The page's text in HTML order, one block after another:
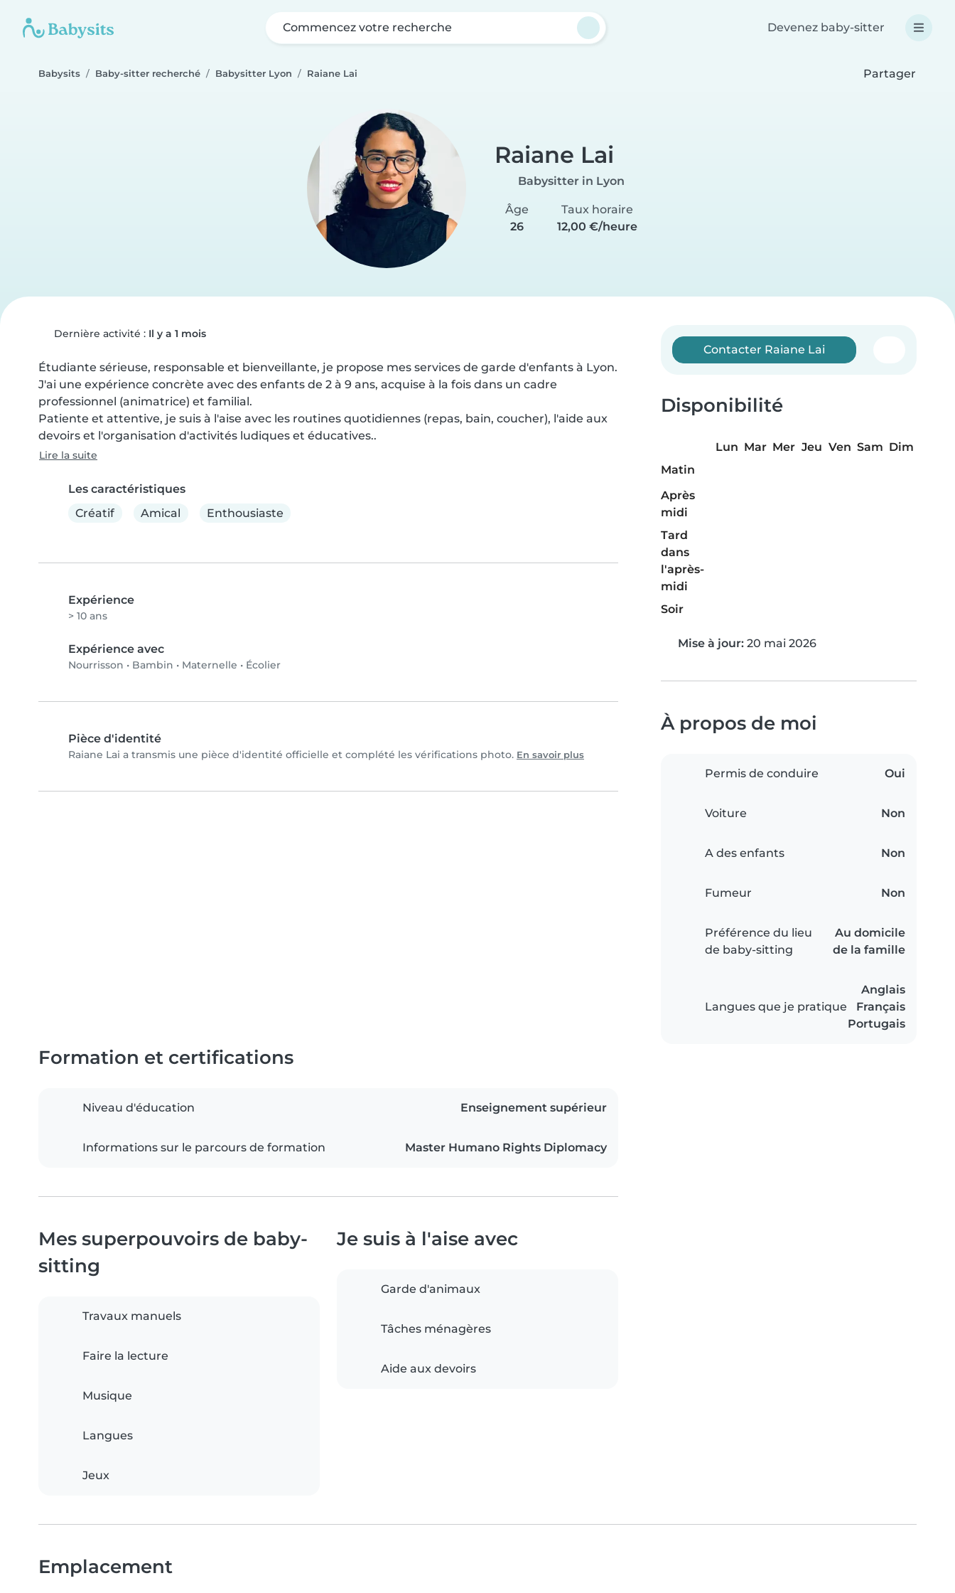
Commencez votre recherche Devenez baby-sitter
Babysits Baby-sitter recherché Babysitter Lyon Raiane Lai Partager
Raiane Lai
Babysitter in Lyon
Âge
26
Taux horaire
12,00 €/heure
Dernière activité : Il y a 1 mois
Étudiante sérieuse, responsable et bienveillante, je propose mes services de garde d'enfants à Lyon.
J'ai une expérience concrète avec des enfants de 2 à 9 ans, acquise à la fois dans un cadre
professionnel (animatrice) et familial.
Patiente et attentive, je suis à l'aise avec les routines quotidiennes (repas, bain, coucher), l'aide aux
devoirs et l'organisation d'activités ludiques et éducatives..
Lire la suite
Les caractéristiques
Créatif
Amical Enthousiaste
Expérience
> 10 ans
Expérience avec
Nourrisson • Bambin • Maternelle • Écolier
Pièce d'identité
Raiane Lai a transmis une pièce d'identité officielle et complété les vérifications photo. En savoir plus
Contacter Raiane Lai
Disponibilité
Lun Mar Mer Jeu Ven Sam Dim
Matin
Après
midi
Tard
dans
l'après-
midi
Soir
Mise à jour: 20 mai 2026
À propos de moi
Permis de conduire Oui
Voiture Non
A des enfants Non
Fumeur Non
Préférence du lieu
de baby-sitting
Au domicile
de la famille
Langues que je pratique
Anglais
Français
Portugais
Formation et certifications
Niveau d'éducation Enseignement supérieur
Informations sur le parcours de formation Master Humano Rights Diplomacy
Mes superpouvoirs de baby-
sitting
Travaux manuels
Faire la lecture
Musique
Langues
Jeux
Je suis à l'aise avec
Garde d'animaux
Tâches ménagères
Aide aux devoirs
Emplacement